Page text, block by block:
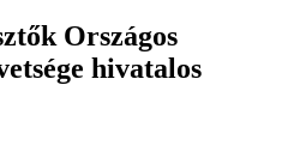
Országos
hivatalos